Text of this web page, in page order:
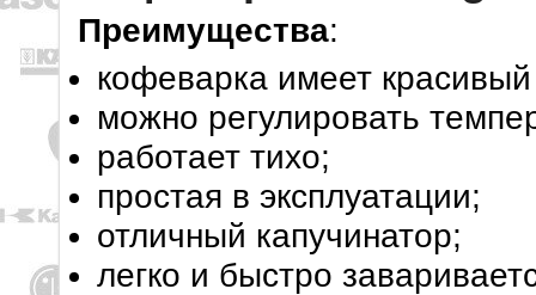
Преимущества:
кофеварка имеет
можно регулировать
работает тихо;
простая в эксплуатации;
отличный капучинатор;
легко и быстро